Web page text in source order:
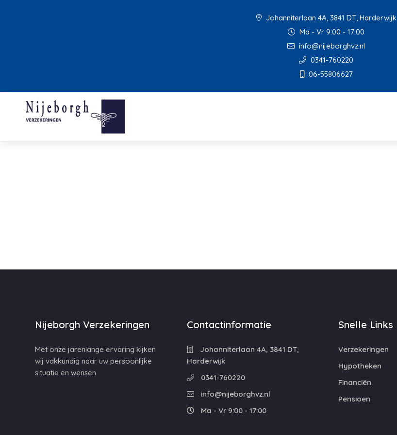
Johanniterlaan 4A, 3841 DT, Harderwijk
Ma - Vr 9:00 - 17:00
info@nijeborghvz.nl
0341-760220
06-55806627
Nijeborgh Verzekeringen
Met onze jarenlange ervaring kijken
wij vakkundig naar uw persoonlijke
situatie en wensen.
Contactinformatie
Johanniterlaan 4A, 3841 DT,
Harderwijk
0341-760220
info@nijeborghvz.nl
Ma - Vr 9:00 - 17:00
Snelle Links
Verzekeringen
Hypotheken
Financiën
Pensioen